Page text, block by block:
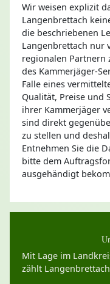
Wir weisen explizit
Langenbrettach
die beschriebenen
Langenbrettach nur
regionalen Partnern
des Kammerjäger-
Falle eines
Qualität, Preise und
ihrer Kammerjäger
sind direkt
zu stellen und
Entnehmen Sie die
bitte dem
ausgehändigt
Mit Lage im
zählt